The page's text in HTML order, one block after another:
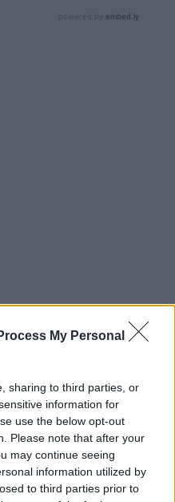
My Personal
sharing to third parties, or
information for
use the below opt-out
Please note that after your
may continue seeing
information utilized by
to third parties prior to
eltérésekis lehetnek az
lakás elhelyezkedésének
idő alatt tudtok onnan beérni
a környék. Sokan képesek akár
azért, hogy a belvárosban
a tömegközlekedéssel.